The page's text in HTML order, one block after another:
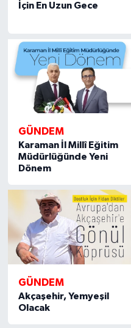
İçin En Uzun Gece
GÜNDEM
Karaman İl Millî Eğitim
Müdürlüğünde Yeni
Dönem
GÜNDEM
Akçaşehir, Yemyeşil
Olacak